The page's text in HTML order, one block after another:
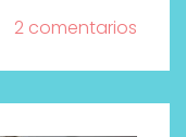
2 comentarios